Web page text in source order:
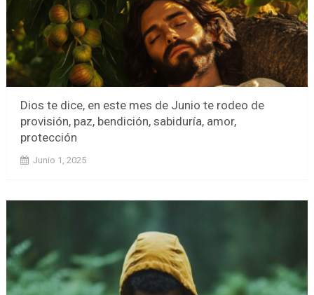
Dios te dice, en este mes de Junio te rodeo de
provisión, paz, bendición, sabiduría, amor,
protección
Junio 1, 2025